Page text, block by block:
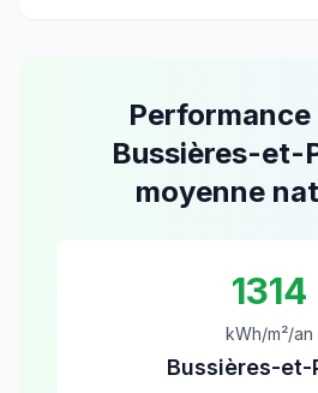
Performance
Bussières-et-
moyenne
1314
kWh/m²/an
Bussières-et-